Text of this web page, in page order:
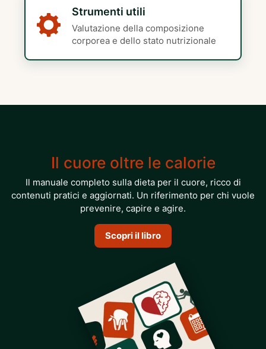
Strumenti utili
Valutazione della composizione
corporea e dello stato nutrizionale
Il cuore oltre le calorie
Il manuale completo sulla dieta per il cuore, ricco di
contenuti pratici e aggiornati. Un riferimento per chi vuole
prevenire, capire e agire.
Scopri il libro